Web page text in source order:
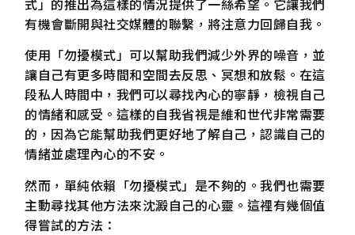
有機會斷開與社交媒體的聯繫，將注意力回歸自我。
使用「勿擾模式」可以幫助我們減少外界的噪音，並
讓自己有更多時間和空間去反思、冥想和放鬆。在這
段私人時間中，我們可以尋找內心的寧靜，檢視自己
的情緒和感受。這樣的自我省視是維和世代非常需要
的，因為它能幫助我們更好地了解自己，認識自己的
情緒並處理內心的不安。
然而，單純依賴「勿擾模式」是不夠的。我們也需要
主動尋找其他方法來沈澱自己的心靈。這裡有幾個值
得嘗試的方法：